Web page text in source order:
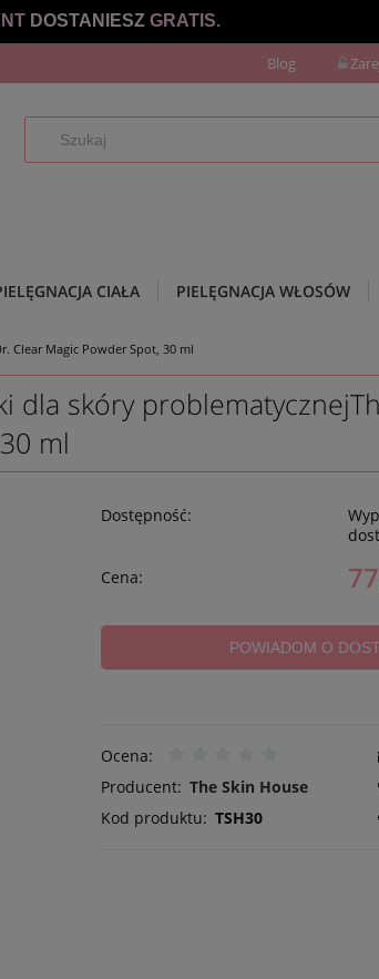
DOSTANIESZ GRATIS.
Blog
CIAŁA PIELĘGNACJA WŁOSÓW
Clear Magic Powder Spot, 30 ml
dla skóry
ml
Dostępność:
Cena:
POWIADOM O
Ocena:
Producent: The Skin House
Kod produktu: TSH30